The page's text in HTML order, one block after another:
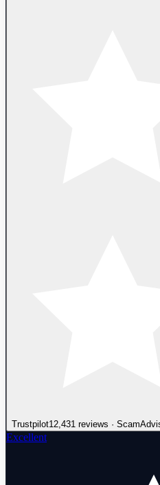
Trustpilot12,431 reviews ·
Excellent